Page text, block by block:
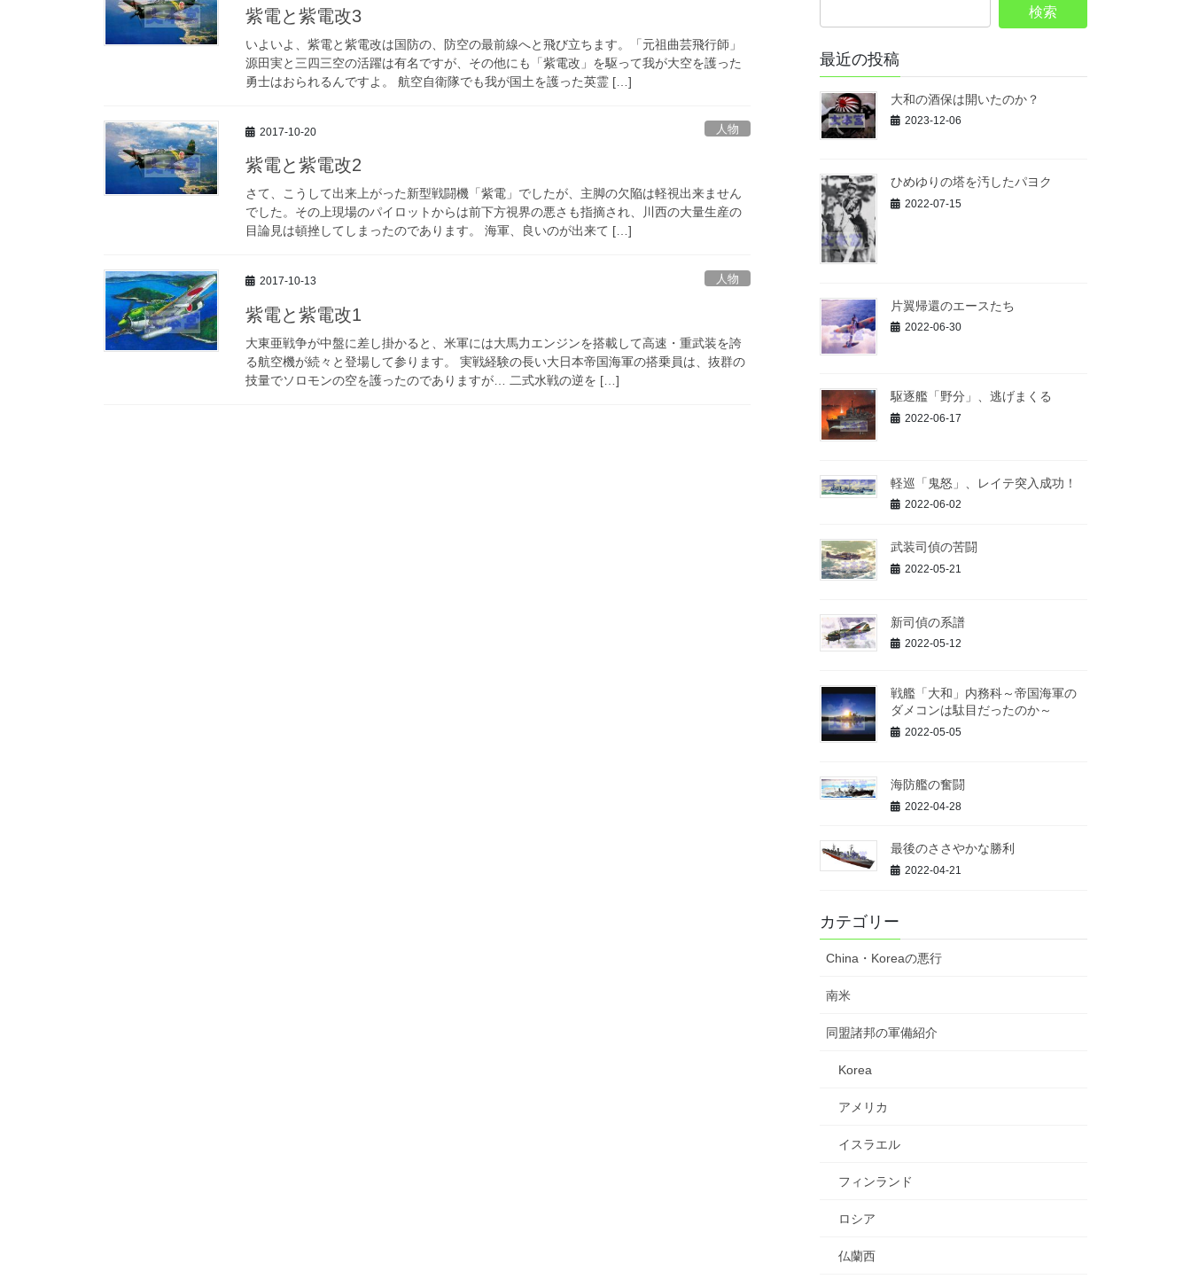
紫電と紫電改3
いよいよ、紫電と紫電改は国防の、防空の最前線へと飛び立ちます。「元祖曲芸飛行師」
源田実と三四三空の活躍は有名ですが、その他にも「紫電改」を駆って我が大空を護った
勇士はおられるんですよ。 航空自衛隊でも我が国土を護った英霊 […]
2017-10-20 人物
紫電と紫電改2
さて、こうして出来上がった新型戦闘機「紫電」でしたが、主脚の欠陥は軽視出来ません
でした。その上現場のパイロットからは前下方視界の悪さも指摘され、川西の大量生産の
目論見は頓挫してしまったのであります。 海軍、良いのが出来て […]
2017-10-13 人物
紫電と紫電改1
大東亜戦争が中盤に差し掛かると、米軍には大馬力エンジンを搭載して高速・重武装を誇
る航空機が続々と登場して参ります。 実戦経験の長い大日本帝国海軍の搭乗員は、抜群の
技量でソロモンの空を護ったのでありますが… 二式水戦の逆を […]
最近の投稿
大和の酒保は開いたのか？
2023-12-06
ひめゆりの塔を汚したパヨク
2022-07-15
片翼帰還のエースたち
2022-06-30
駆逐艦「野分」、逃げまくる
2022-06-17
軽巡「鬼怒」、レイテ突入成功！
2022-06-02
武装司偵の苦闘
2022-05-21
新司偵の系譜
2022-05-12
戦艦「大和」内務科～帝国海軍の
ダメコンは駄目だったのか～
2022-05-05
海防艦の奮闘
2022-04-28
最後のささやかな勝利
2022-04-21
カテゴリー
China・Koreaの悪行
南米
同盟諸邦の軍備紹介
Korea
アメリカ
イスラエル
フィンランド
ロシア
仏蘭西